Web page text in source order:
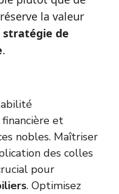
la valeur
stratégie de
.
et
nobles. Maîtriser
des colles
pour
. Optimisez